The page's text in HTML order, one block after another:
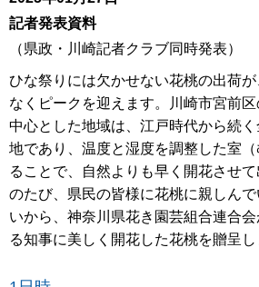
記者発表資料
（県政・川崎記者クラブ同時発表）
ひな祭りには欠かせない花桃の出荷
なくピークを迎えます。川崎市宮前
中心とした地域は、江戸時代から続
地であり、温度と湿度を調整した室
ることで、自然よりも早く開花させ
のたび、県民の皆様に花桃に親しん
いから、神奈川県花き園芸組合連合
る知事に美しく開花した花桃を贈呈し